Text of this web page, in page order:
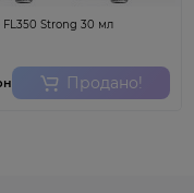
использования
Strong 30 мл
Продано!